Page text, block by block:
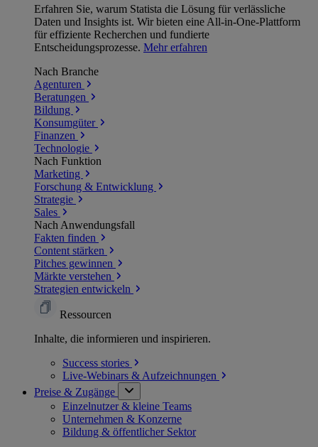
Erfahren Sie, warum Statista die Lösung für verlässliche
Daten und Insights ist. Wir bieten eine All-in-One-Plattform
für effiziente Recherchen und fundierte
Entscheidungsprozesse. Mehr erfahren
Nach Branche
Agenturen
Beratungen
Bildung
Konsumgüter
Finanzen
Technologie
Nach Funktion
Marketing
Forschung & Entwicklung
Strategie
Sales
Nach Anwendungsfall
Fakten finden
Content stärken
Pitches gewinnen
Märkte verstehen
Strategien entwickeln
Ressourcen
Inhalte, die informieren und inspirieren.
Success stories
Live-Webinars & Aufzeichnungen
Preise & Zugänge
Einzelnutzer & kleine Teams
Unternehmen & Konzerne
Bildung & öffentlicher Sektor